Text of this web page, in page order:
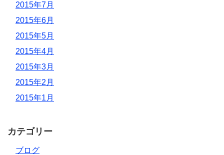
2015年7月
2015年6月
2015年5月
2015年4月
2015年3月
2015年2月
2015年1月
カテゴリー
ブログ